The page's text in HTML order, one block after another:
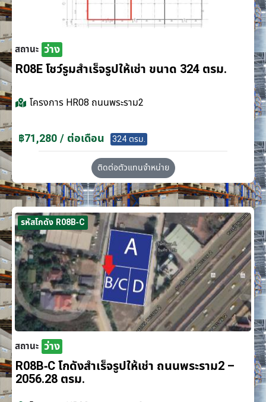
สถานะ ว่าง
R08E โชว์รูมสำเร็จรูปให้เช่า ขนาด 324 ตรม.
โครงการ HR08 ถนนพระราม2
฿71,280 / ต่อเดือน 324 ตรม.
ติดต่อตัวแทนจำหน่าย
รหัสโกดัง R08B-C
สถานะ ว่าง
R08B-C โกดังสำเร็จรูปให้เช่า ถนนพระราม2 –
2056.28 ตรม.